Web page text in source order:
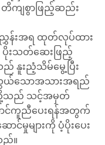
ကျစွာဖြည့်ဆည်း
န်းအရ ထုတ်လုပ်ထား
ပိုးသတ်ဆေးဖြည့်
ည် နူးညံ့သိမ်မွေ့ပြီး
လွယ်သောအသားအရည်
သည် သင့်အမှတ်
ာင်ကူညီပေးရန်အတွက်
ာင်မှုများကို ပံ့ပိုးပေး
။